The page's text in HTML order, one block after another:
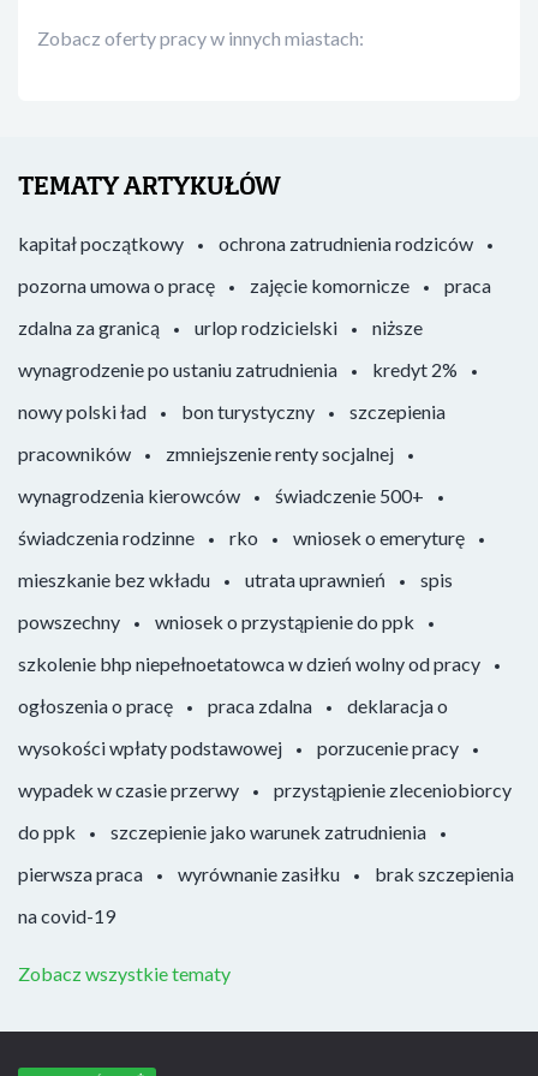
Zobacz oferty pracy w innych miastach:
TEMATY ARTYKUŁÓW
kapitał początkowy
ochrona zatrudnienia rodziców
pozorna umowa o pracę
zajęcie komornicze
praca
zdalna za granicą
urlop rodzicielski
niższe
wynagrodzenie po ustaniu zatrudnienia
kredyt 2%
nowy polski ład
bon turystyczny
szczepienia
pracowników
zmniejszenie renty socjalnej
wynagrodzenia kierowców
świadczenie 500+
świadczenia rodzinne
rko
wniosek o emeryturę
mieszkanie bez wkładu
utrata uprawnień
spis
powszechny
wniosek o przystąpienie do ppk
szkolenie bhp niepełnoetatowca w dzień wolny od pracy
ogłoszenia o pracę
praca zdalna
deklaracja o
wysokości wpłaty podstawowej
porzucenie pracy
wypadek w czasie przerwy
przystąpienie zleceniobiorcy
do ppk
szczepienie jako warunek zatrudnienia
pierwsza praca
wyrównanie zasiłku
brak szczepienia
na covid-19
Zobacz wszystkie tematy